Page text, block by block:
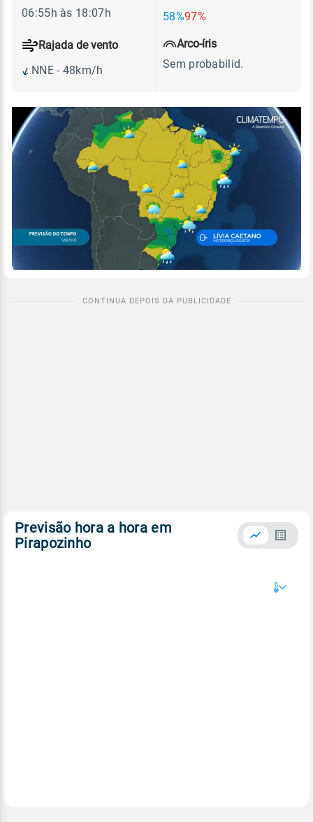
58%97%
Rajada de vento
NNE - 48km/h
06:55h às 18:07h
Arco-íris
Sem probabilid.
Previsão hora a hora em
Pirapozinho